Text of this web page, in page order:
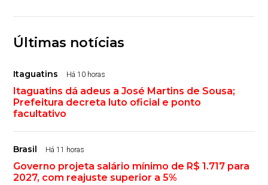
Últimas notícias
Itaguatins Há 10 horas
Itaguatins dá adeus a José Martins de Sousa;
Prefeitura decreta luto oficial e ponto
facultativo
Brasil Há 11 horas
Governo projeta salário mínimo de R$ 1.717 para
2027, com reajuste superior a 5%